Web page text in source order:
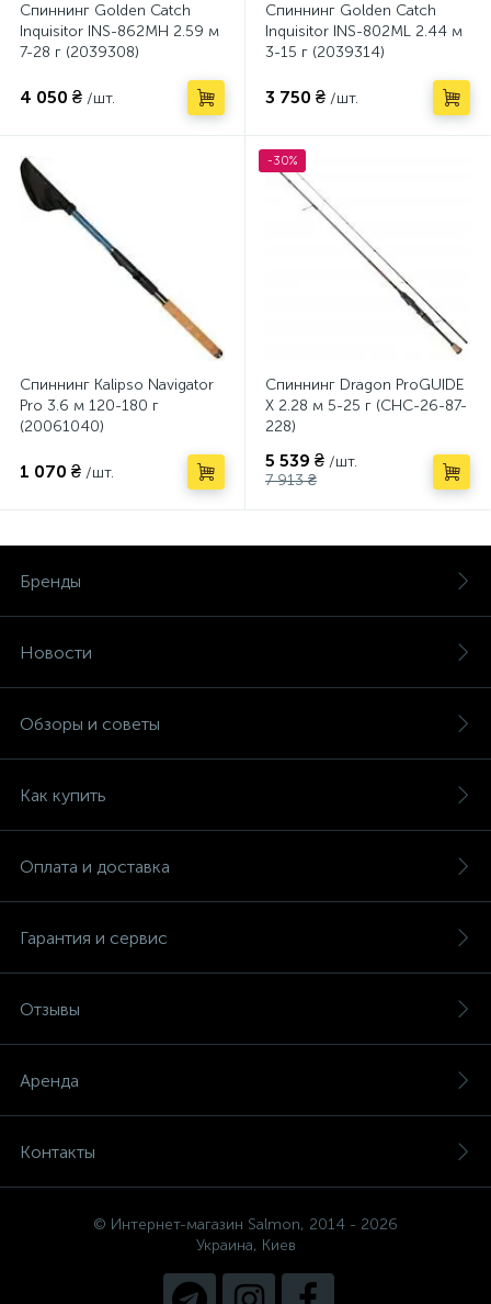
Спиннинг Golden Catch
Inquisitor INS-862MH 2.59 м
7-28 г (2039308)
4 050 ₴ /шт.
Спиннинг Golden Catch
Inquisitor INS-802ML 2.44 м
3-15 г (2039314)
3 750 ₴ /шт.
Спиннинг Kalipso Navigator
Pro 3.6 м 120-180 г
(20061040)
1 070 ₴ /шт.
-30%
Спиннинг Dragon ProGUIDE
X 2.28 м 5-25 г (CHC-26-87-
228)
5 539 ₴ /шт.
7 913 ₴
Бренды
Новости
Обзоры и советы
Как купить
Оплата и доставка
Гарантия и сервис
Отзывы
Аренда
Контакты
© Интернет-магазин Salmon, 2014 - 2026
Украина, Киев